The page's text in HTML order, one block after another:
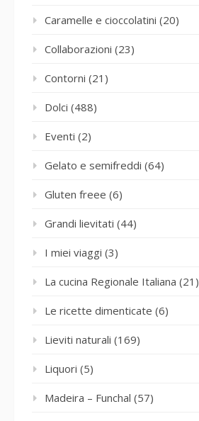
Caramelle e cioccolatini (20)
Collaborazioni (23)
Contorni (21)
Dolci (488)
Eventi (2)
Gelato e semifreddi (64)
Gluten freee (6)
Grandi lievitati (44)
I miei viaggi (3)
La cucina Regionale Italiana (21)
Le ricette dimenticate (6)
Lieviti naturali (169)
Liquori (5)
Madeira – Funchal (57)